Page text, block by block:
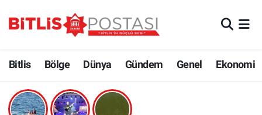
Bitlis Bölge Dünya Gündem Genel Ekonomi
Bölge
Bitlis Trafik Yoğunluk Haritası